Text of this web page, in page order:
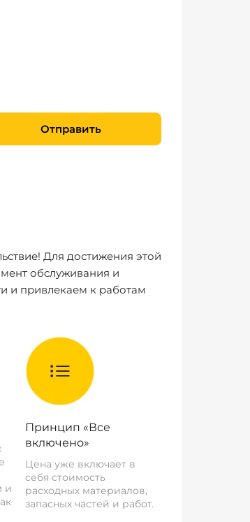
Отправить
Для достижения этой
обслуживания и
и привлекаем к работам
и
Принцип «Все
включено»
Цена уже включает в
себя стоимость
расходных материалов,
запасных частей и работ.